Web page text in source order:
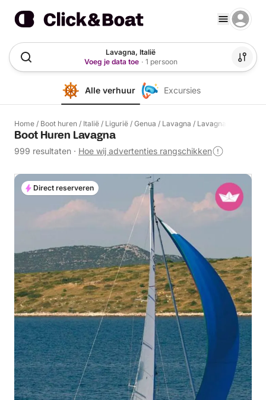
Lavagna, Italië
Voeg je data toe · 1 persoon
Alle verhuur Excursies
Home / Boot huren / Italië / Ligurië / Genua / Lavagna / Lavagna
Boot Huren Lavagna
999 resultaten · Hoe wij advertenties rangschikken
Direct reserveren